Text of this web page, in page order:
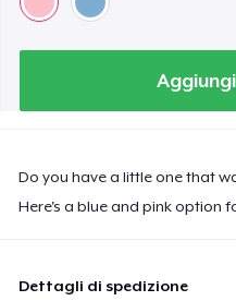
Do you have a little one that
Here's a blue and pink option
Dettagli di spedizione